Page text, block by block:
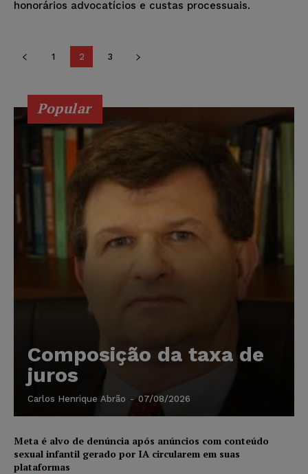
honorários advocatícios e custas processuais.
1 2 3
Popular
Composição da taxa de
juros
Carlos Henrique Abrão - 07/08/2026
Meta é alvo de denúncia após anúncios com conteúdo
sexual infantil gerado por IA circularem em suas
plataformas